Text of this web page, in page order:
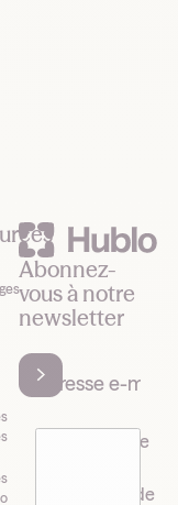
Abonnez-
vous à notre
newsletter
J’accepte de
newsletter de